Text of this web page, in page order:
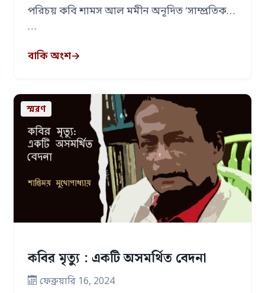
পরিচয় কবি শামস আল মমীন অনূদিত ‘সাম্প্রতিক
…
বাকি অংশ→
স্মরণ
কবির মৃত্যু : একটি অসমর্থিত বেদনা
ফেব্রুয়ারি 16, 2024